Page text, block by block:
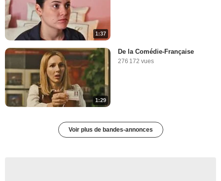
1:37
1:29
De la Comédie-Française
276 172 vues
Voir plus de bandes-annonces